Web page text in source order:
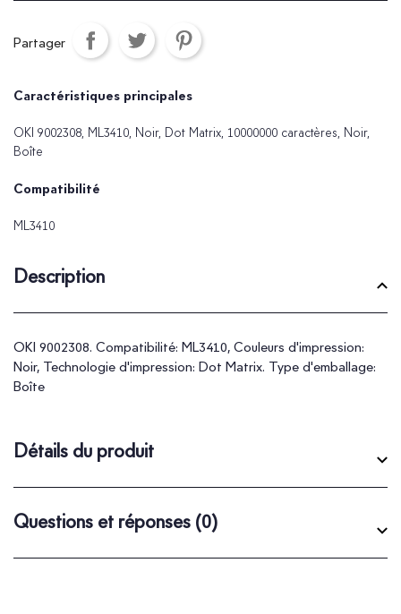
Partager
Caractéristiques principales
OKI 9002308, ML3410, Noir, Dot Matrix, 10000000 caractères, Noir,
Boîte
Compatibilité
ML3410
Description
OKI 9002308. Compatibilité: ML3410, Couleurs d'impression:
Noir, Technologie d'impression: Dot Matrix. Type d'emballage:
Boîte
Détails du produit
Questions et réponses (0)